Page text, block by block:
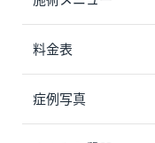
料金表
症例写真